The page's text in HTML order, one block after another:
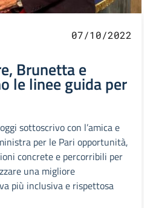
07/10/2022
Brunetta e
le linee guida per
sottoscrivo con l’amica e
per le Pari opportunità,
concrete e percorribili per
una migliore
più inclusiva e rispettosa